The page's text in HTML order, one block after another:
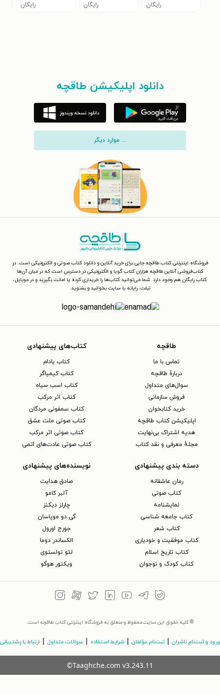
رایگان رایگان رایگان
دانلود اپلیکیشن طاقچه
... موارد دیگر
فروشگاه اینترنتی کتاب طاقچه جایی برای خرید آنلاین و دانلود کتاب صوتی و الکترونیکی است. در
کتاب‌فروشی آنلاین طاقچه هزاران کتاب گویا و الکترونیکی در دسترس است که در میان آن‌ها
کتاب رایگان هم وجود دارد. شما می‌توانید کتاب‌ها را خریداری کرده یا امانت بگیرید و در موبایل،
تبلت، رایانه یا سایت بخوانید و بشنوید.
طاقچه
تماس با ما
دربارهٔ طاقچه
سوال‌های متداول
فروش سازمانی
خرید کتابخوان
اپلیکیشن کتاب طاقچه
هدیه اشتراک بی‌نهایت
مجلهٔ معرفی و نقد کتاب
کتاب‌های پیشنهادی
کتاب بادام
کتاب کیمیاگر
کتاب اسب سیاه
کتاب اثر مرکب
کتاب سمفونی مردگان
کتاب صوتی ملت عشق
کتاب صوتی اثر مرکب
کتاب صوتی عادت‌های اتمی
دسته بندی پیشنهادی
رمان عاشقانه
کتاب‌ صوتی
نمایشنامه
کتاب جامعه شناسی
کتاب شعر
کتاب موفقیت و خودیاری
کتاب تاریخ اسلام
کتاب کودک و نوجوان
نویسنده‌های پیشنهادی
صادق هدایت
آلبر کامو
چارلز دیکنز
گی دو موپاسان
جورج اورول
الکساندر دوما
لئو تولستوی
ویکتور هوگو
© کلیه حقوق این سایت محفوظ و متعلق به فروشگاه اینترنتی کتاب طاقچه است.
ورود و ثبت‌نام ناشران | ثبت‌نام مؤلفان | شرایط استفاده | سوالات متداول | ارتباط با پشتیبانی
©Taaghche.com v3.243.11